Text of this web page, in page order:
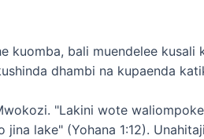
kuomba, bali muendelee kusali
dhambi na kupaenda
"Lakini wote
lake" (Yohana 1:12).